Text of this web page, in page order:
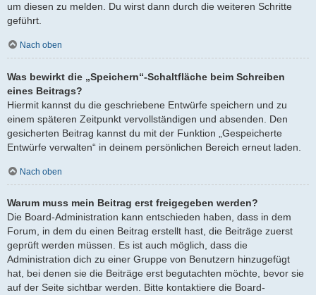
um diesen zu melden. Du wirst dann durch die weiteren Schritte
geführt.
Nach oben
Was bewirkt die „Speichern“-Schaltfläche beim Schreiben
eines Beitrags?
Hiermit kannst du die geschriebene Entwürfe speichern und zu
einem späteren Zeitpunkt vervollständigen und absenden. Den
gesicherten Beitrag kannst du mit der Funktion „Gespeicherte
Entwürfe verwalten“ in deinem persönlichen Bereich erneut laden.
Nach oben
Warum muss mein Beitrag erst freigegeben werden?
Die Board-Administration kann entschieden haben, dass in dem
Forum, in dem du einen Beitrag erstellt hast, die Beiträge zuerst
geprüft werden müssen. Es ist auch möglich, dass die
Administration dich zu einer Gruppe von Benutzern hinzugefügt
hat, bei denen sie die Beiträge erst begutachten möchte, bevor sie
auf der Seite sichtbar werden. Bitte kontaktiere die Board-